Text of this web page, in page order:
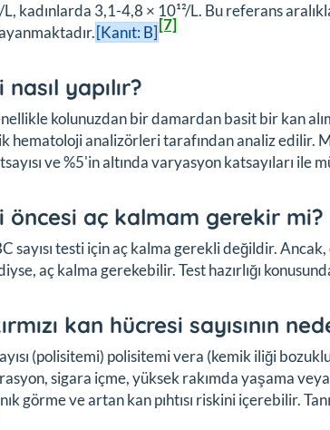
kadınlarda 3,1-4,8 × 10¹²/L. Bu referans
[Kanıt: B][7]
yapılır?
kolunuzdan bir damardan basit bir kan
hematoloji analizörleri tarafından analiz edilir.
ve %5'in altında varyasyon katsayıları
öncesi aç kalmam gerekir mi?
sayısı testi için aç kalma gerekli değildir.
aç kalma gerekebilir. Test hazırlığı
kan hücresi sayısının
(polisitemi) polisitemi vera (kemik iliği
sigara içme, yüksek rakımda yaşama
görme ve artan kan pıhtısı riskini içerebilir.